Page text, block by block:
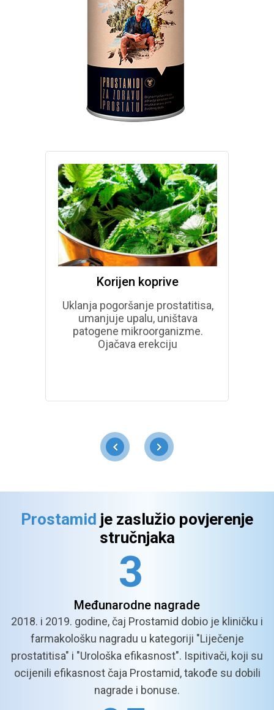
Korijen koprive
Uklanja pogoršanje prostatitisa,
umanjuje upalu, uništava
patogene mikroorganizme.
Ojačava erekciju
Prostamid je zaslužio povjerenje
stručnjaka
3
Međunarodne nagrade
2018. i 2019. godine, čaj Prostamid dobio je kliničku i
farmakološku nagradu u kategoriji "Liječenje
prostatitisa" i "Urološka efikasnost". Ispitivači, koji su
ocijenili efikasnost čaja Prostamid, takođe su dobili
nagrade i bonuse.